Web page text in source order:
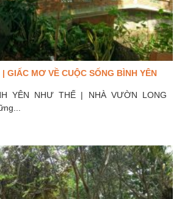
GIẤC MƠ VỀ CUỘC SỐNG BÌNH YÊN
YÊN NHƯ THẾ | NHÀ VƯỜN LONG